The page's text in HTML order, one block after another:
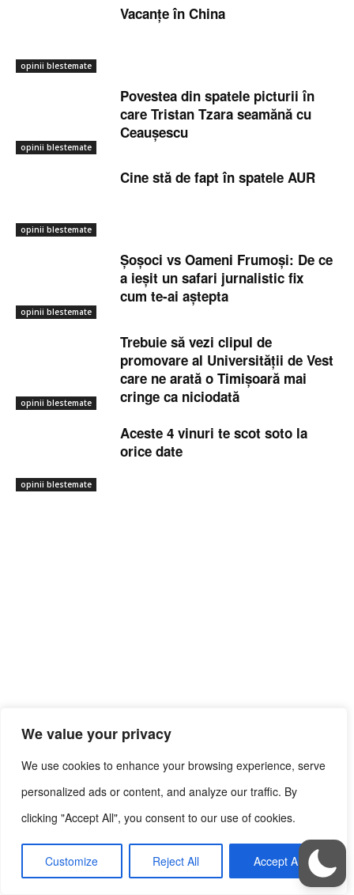
We value your privacy
We use cookies to enhance your browsing experience, serve
personalized ads or content, and analyze our traffic. By
clicking "Accept All", you consent to our use of cookies.
Customize Reject All Accept All
opinii blestemate
Vacanțe în China
opinii blestemate
Povestea din spatele picturii în
care Tristan Tzara seamănă cu
Ceaușescu
opinii blestemate
Cine stă de fapt în spatele AUR
opinii blestemate
Șoșoci vs Oameni Frumoși: De ce
a ieșit un safari jurnalistic fix
cum te-ai aștepta
opinii blestemate
Trebuie să vezi clipul de
promovare al Universității de Vest
care ne arată o Timișoară mai
cringe ca niciodată
opinii blestemate
Aceste 4 vinuri te scot soto la
orice date
10 motive pentru care The Queen’s Gambit e
un serial foarte...
November 29, 2020 28